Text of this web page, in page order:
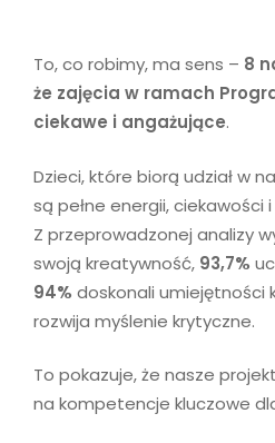
To, co robimy, ma sens – 8
że zajęcia w ramach
ciekawe i angażujące.
Dzieci, które biorą udział w
są pełne energii, ciekawości
Z przeprowadzonej analizy
swoją kreatywność, 93,7%
94% doskonali umiejętności
rozwija myślenie krytyczne.
To pokazuje, że nasze
na kompetencje kluczowe